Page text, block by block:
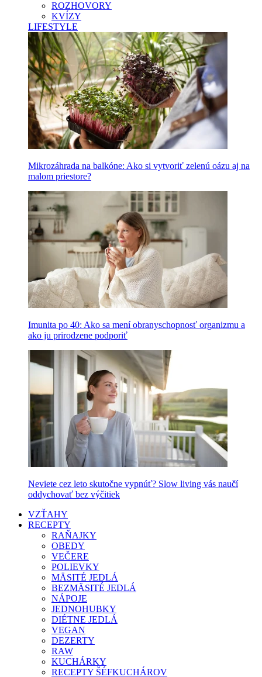
ROZHOVORY
KVÍZY
LIFESTYLE
Mikrozáhrada na balkóne: Ako si vytvoriť zelenú oázu aj na
malom priestore?
Imunita po 40: Ako sa mení obranyschopnosť organizmu a
ako ju prirodzene podporiť
Neviete cez leto skutočne vypnúť? Slow living vás naučí
oddychovať bez výčitiek
VZŤAHY
RECEPTY
RAŇAJKY
OBEDY
VEČERE
POLIEVKY
MÄSITÉ JEDLÁ
BEZMÄSITÉ JEDLÁ
NÁPOJE
JEDNOHUBKY
DIÉTNE JEDLÁ
VEGAN
DEZERTY
RAW
KUCHÁRKY
RECEPTY ŠÉFKUCHÁROV